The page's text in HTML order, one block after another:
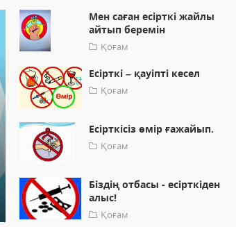
Мен саған есірткі жайлы
айтып беремін
Қоғам
Есірткі – қауіпті кесел
Қоғам
Есірткісіз өмір ғажайып.
Қоғам
Біздің отбасы - есірткіден
алыс!
Қоғам